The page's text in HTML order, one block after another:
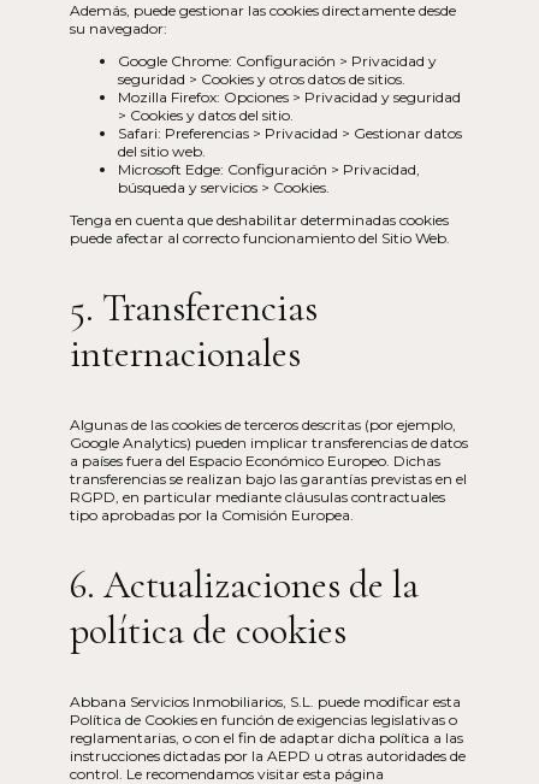
Además, puede gestionar las cookies directamente desde
su navegador:
Google Chrome: Configuración > Privacidad y
seguridad > Cookies y otros datos de sitios.
Mozilla Firefox: Opciones > Privacidad y seguridad
> Cookies y datos del sitio.
Safari: Preferencias > Privacidad > Gestionar datos
del sitio web.
Microsoft Edge: Configuración > Privacidad,
búsqueda y servicios > Cookies.
Tenga en cuenta que deshabilitar determinadas cookies
puede afectar al correcto funcionamiento del Sitio Web.
5. Transferencias
internacionales
Algunas de las cookies de terceros descritas (por ejemplo,
Google Analytics) pueden implicar transferencias de datos
a países fuera del Espacio Económico Europeo. Dichas
transferencias se realizan bajo las garantías previstas en el
RGPD, en particular mediante cláusulas contractuales
tipo aprobadas por la Comisión Europea.
6. Actualizaciones de la
política de cookies
Abbana Servicios Inmobiliarios, S.L. puede modificar esta
Política de Cookies en función de exigencias legislativas o
reglamentarias, o con el fin de adaptar dicha política a las
instrucciones dictadas por la AEPD u otras autoridades de
control. Le recomendamos visitar esta página